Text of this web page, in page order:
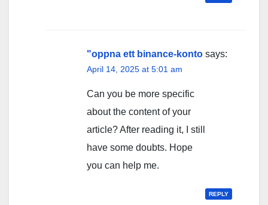
"oppna ett binance-konto says:
April 14, 2025 at 5:01 am
Can you be more specific
about the content of your
article? After reading it, I still
have some doubts. Hope
you can help me.
REPLY